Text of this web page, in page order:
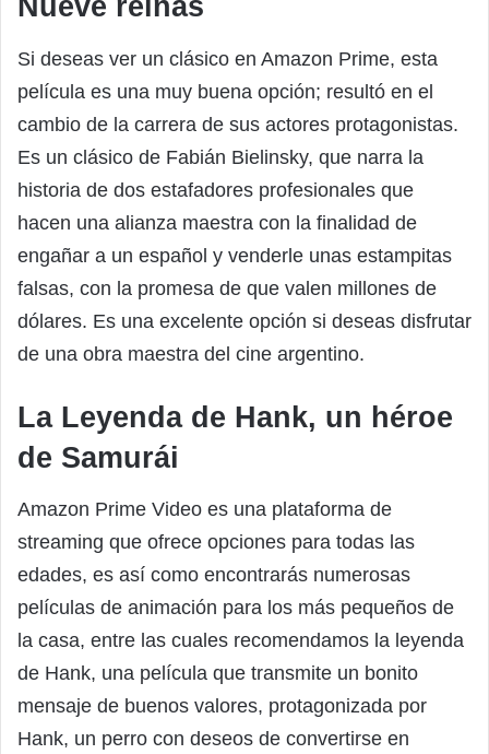
Nueve reinas
Si deseas ver un clásico en Amazon Prime, esta
película es una muy buena opción; resultó en el
cambio de la carrera de sus actores protagonistas.
Es un clásico de Fabián Bielinsky, que narra la
historia de dos estafadores profesionales que
hacen una alianza maestra con la finalidad de
engañar a un español y venderle unas estampitas
falsas, con la promesa de que valen millones de
dólares. Es una excelente opción si deseas disfrutar
de una obra maestra del cine argentino.
La Leyenda de Hank, un héroe
de Samurái
Amazon Prime Video es una plataforma de
streaming que ofrece opciones para todas las
edades, es así como encontrarás numerosas
películas de animación para los más pequeños de
la casa, entre las cuales recomendamos la leyenda
de Hank, una película que transmite un bonito
mensaje de buenos valores, protagonizada por
Hank, un perro con deseos de convertirse en